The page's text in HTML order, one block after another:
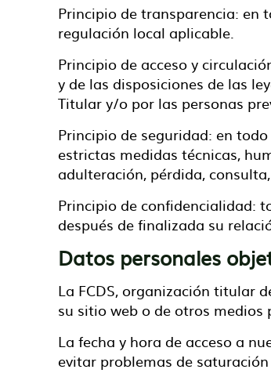
Principio de transparencia: en
regulación local aplicable.
Principio de acceso y
y de las disposiciones de las
Titular y/o por las personas
Principio de seguridad: en
estrictas medidas técnicas,
adulteración, pérdida,
Principio de confidencialidad:
después de finalizada su
Datos personales
La FCDS, organización titular
su sitio web o de otros
La fecha y hora de acceso a
evitar problemas de